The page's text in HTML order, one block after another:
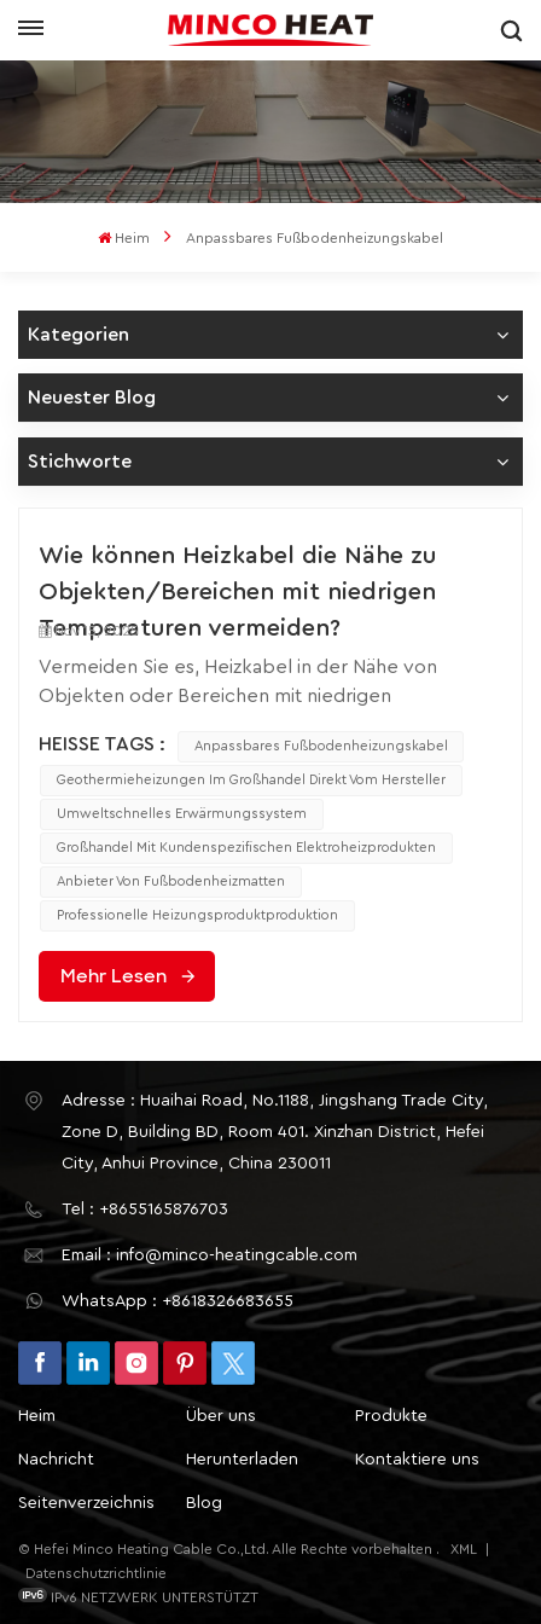
Heim Anpassbares Fußbodenheizungskabel
Kategorien
Neuester Blog
Stichworte
Wie können Heizkabel die Nähe zu
Objekten/Bereichen mit niedrigen
Temperaturen vermeiden?
Nov 15, 2025
Vermeiden Sie es, Heizkabel in der Nähe von
Objekten oder Bereichen mit niedrigen
vier Schlüsselmaßnahmen: „physikalische Trennung,
optimierte Installation, verbesserte Isolierung und
Leistungsanpassung“, um Wärmeverluste durch
Wärmeleitung und Kältestrahlung zu minimieren und
sollten die „zu vermeidenden Objekte/Bereiche
mit niedriger Temperatur“ genauer definiert
werden.Zunächst müssen die Risikoquellen genau
Fenster (Glas/Fensterrahmen), Türen,
Kellerbodenplatten, Kaltwasserleitungen,
Kondensatleitungen von Klimaanlagen und
Temperaturen finden sich in folgenden Bereichen:
Zimmerecken (schlechte Luftzirkulation,
Ansammlung kalter Luftströme), Fensterbänke
(kalte Abstrahlung vom Glas), Türöffnungen
(häufiges Öffnen der Tür ermöglicht das Eindringen
kalter Luft) und freiliegende Abschnitte von
Außenleitungen. 2. Kernmaßnahmen: Physische
Isolation und verbesserte WärmedämmungDurch
das Hinzufügen von Isolierschichten oder
Isolierstrukturen zur Blockierung der Wärmeleitung
bei niedrigen Temperaturen und zur Reduzierung
des Wärmeverlusts:Eine zusätzliche Isolierschicht
wurde auf den Oberflächen von Objekten in
Bereichen mit niedrigen Temperaturen
HEISSE TAGS : Anpassbares Fußbodenheizungskabel
Geothermieheizungen Im Großhandel Direkt Vom Hersteller
Umweltschnelles Erwärmungssystem
Großhandel Mit Kundenspezifischen Elektroheizprodukten
Anbieter Von Fußbodenheizmatten
Professionelle Heizungsproduktproduktion
Mehr Lesen
Adresse : Huaihai Road, No.1188, Jingshang Trade City,
Zone D, Building BD, Room 401. Xinzhan District, Hefei
City, Anhui Province, China 230011
Tel : +8655165876703
Email : info@minco-heatingcable.com
WhatsApp : +8618326683655
Heim Über uns Produkte
Nachricht Herunterladen Kontaktiere uns
Seitenverzeichnis Blog
© Hefei Minco Heating Cable Co.,Ltd. Alle Rechte vorbehalten . XML
Datenschutzrichtlinie
IPv6 NETZWERK UNTERSTÜTZT